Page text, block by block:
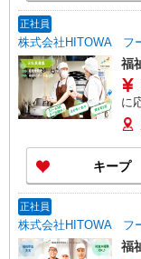
正社員
株式会社HITOWA フ
福
に
キープ
正社員
株式会社HITOWA フ
福